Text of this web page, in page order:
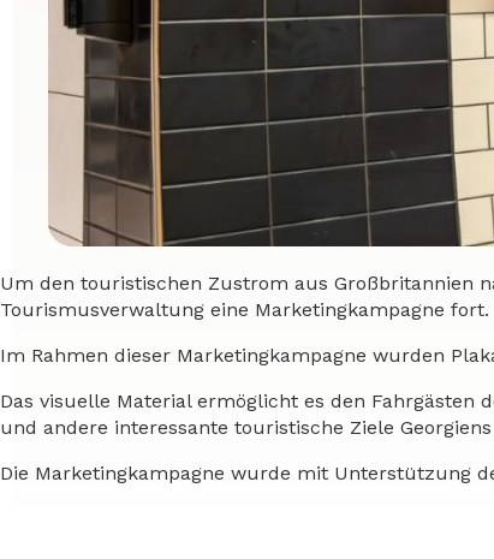
Um den touristischen Zustrom aus Großbritannien
Tourismusverwaltung eine Marketingkampagne fort.
Im Rahmen dieser Marketingkampagne wurden
Das visuelle Material ermöglicht es den
und andere interessante touristische Ziele
Die Marketingkampagne wurde mit Unterstützung